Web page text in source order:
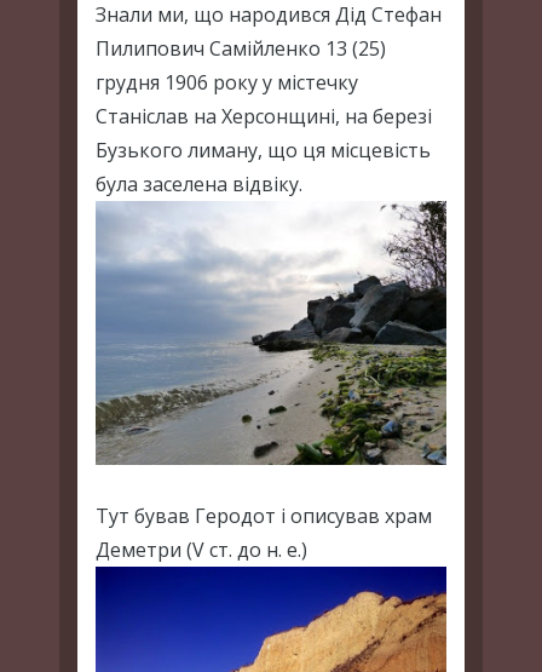
Знали ми, що народився Дід Стефан
Пилипович Самійленко 13 (25)
грудня 1906 року у містечку
Станіслав на Херсонщині, на березі
Бузького лиману, що ця місцевість
була заселена відвіку.
Тут бував Геродот і описував храм
Деметри (V ст. до н. е.)